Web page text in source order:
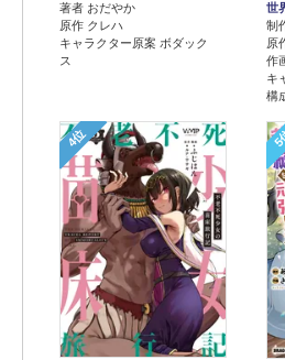
著者 おだやか
原作 クレハ
キャラクター原案 ボダック
ス
世
制
原
作
キ
構
4位 5